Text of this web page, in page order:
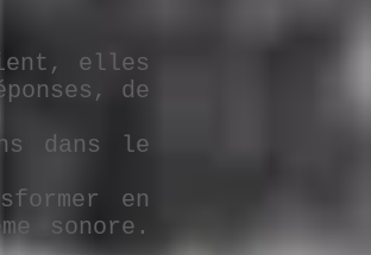
elles
de
dans le
en
sonore.